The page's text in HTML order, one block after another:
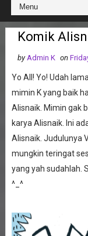
Komik
by Admin K on
Yo All! Yo! Udah
mimin K yang baik
Alisnaik. Mimin gak
karya Alisnaik. Ini
Alisnaik. Judulunya
mungkin teringat
yang yah sudahlah.
^_^